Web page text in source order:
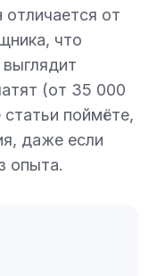
от
что
(от 35 000
поймёте,
даже если
опыта.